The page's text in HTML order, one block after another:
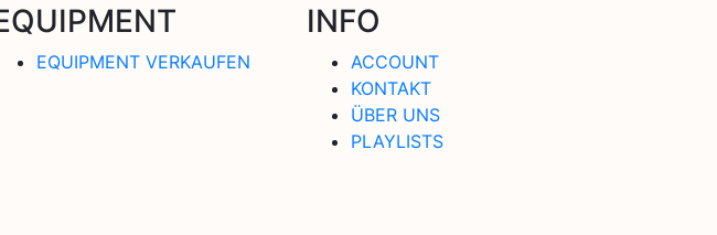
EQUIPMENT VERKAUFEN
INFO
ACCOUNT
KONTAKT
ÜBER UNS
PLAYLISTS